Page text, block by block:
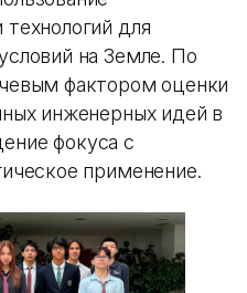
для
на Земле. По
фактором оценки
инженерных идей в
фокуса с
применение.